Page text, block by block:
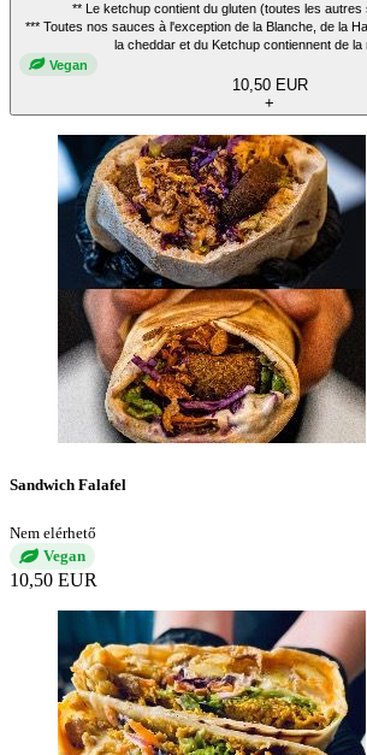
** Le ketchup contient du gluten (toutes les autres
*** Toutes nos sauces à l'exception de la Blanche, de la
la cheddar et du Ketchup contiennent de la
Vegan
10,50 EUR
+
Sandwich Falafel
Nem elérhető
Vegan
10,50 EUR